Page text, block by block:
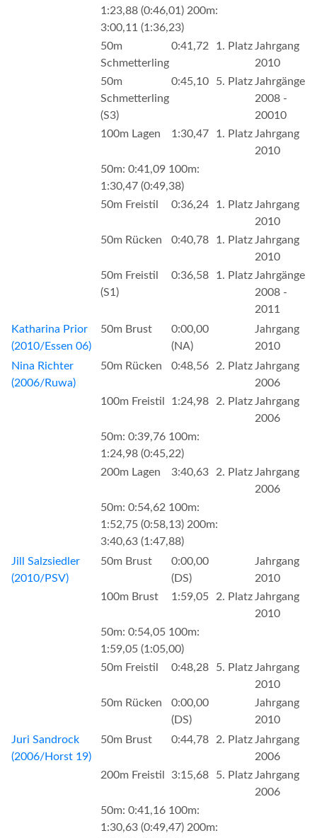
1:23,88 (0:46,01) 200m:
3:00,11 (1:36,23)
50m
Schmetterling
0:41,72 1. PlatzJahrgang
2010
50m
Schmetterling
(S3)
0:45,10 5. PlatzJahrgänge
2008 -
20010
100m Lagen
1:30,47 1. PlatzJahrgang
2010
50m: 0:41,09 100m:
1:30,47 (0:49,38)
50m Freistil
0:36,24 1. PlatzJahrgang
2010
50m Rücken
0:40,78 1. PlatzJahrgang
2010
50m Freistil
(S1)
0:36,58 1. PlatzJahrgänge
2008 -
2011
Katharina Prior
(2010/Essen 06)
50m Brust
0:00,00
(NA)
Jahrgang
2010
Nina Richter
(2006/Ruwa)
50m Rücken 0:48,56 2. PlatzJahrgang
2006
100m Freistil
1:24,98 2. PlatzJahrgang
2006
50m: 0:39,76 100m:
1:24,98 (0:45,22)
200m Lagen
3:40,63 2. PlatzJahrgang
2006
50m: 0:54,62 100m:
1:52,75 (0:58,13) 200m:
3:40,63 (1:47,88)
Jill Salzsiedler
(2010/PSV)
50m Brust
0:00,00
(DS)
Jahrgang
2010
100m Brust
1:59,05 2. PlatzJahrgang
2010
50m: 0:54,05 100m:
1:59,05 (1:05,00)
50m Freistil
0:48,28 5. PlatzJahrgang
2010
50m Rücken
0:00,00
(DS)
Jahrgang
2010
Juri Sandrock
(2006/Horst 19)
50m Brust 0:44,78 2. PlatzJahrgang
2006
200m Freistil
3:15,68 5. PlatzJahrgang
2006
50m: 0:41,16 100m:
1:30,63 (0:49,47) 200m: